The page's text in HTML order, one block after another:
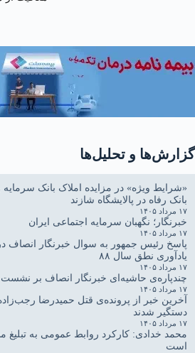
گزارش‌ها و تحلیل‌ها
«شرایط ویژه» در مزایده املاک بانک سرمایه
بانک رفاه در پالایشگاه شازند
۱۷ مرداد ۱۴۰۵
خبرنگار؛ نگهبان سرمایه اجتماعی ایران
۱۷ مرداد ۱۴۰۵
یادآوری نطق سال ۸۸
۱۷ مرداد ۱۴۰۵
چندپاره‌ی حاشیه‌ای خبرنگار انصاف بر
۱۷ مرداد ۱۴۰۵
دستگیر شدند
۱۷ مرداد ۱۴۰۵
محمد خدادی: کارکرد روابط عمومی به تبلیغ
است